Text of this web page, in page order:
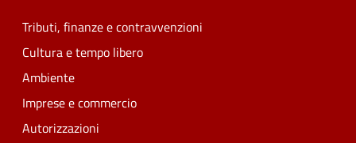
Tributi, finanze e contravvenzioni
Cultura e tempo libero
Ambiente
Imprese e commercio
Autorizzazioni